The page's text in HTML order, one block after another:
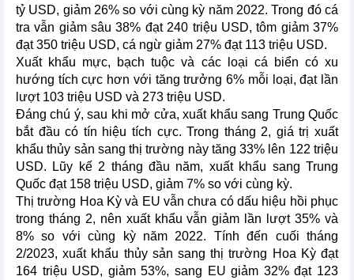
tỷ USD, giảm 26% so với cùng kỳ năm 2022. Trong đó cá
tra vẫn giảm sâu 38% đạt 240 triệu USD, tôm giảm 37%
đạt 350 triệu USD, cá ngừ giảm 27% đạt 113 triệu USD.
Xuất khẩu mực, bạch tuộc và các loại cá biển có xu
hướng tích cực hơn với tăng trưởng 6% mỗi loại, đạt lần
lượt 103 triệu USD và 273 triệu USD.
Đáng chú ý, sau khi mở cửa, xuất khẩu sang Trung Quốc
bắt đầu có tín hiệu tích cực. Trong tháng 2, giá trị xuất
khẩu thủy sản sang thị trường này tăng 33% lên 122 triệu
USD. Lũy kế 2 tháng đầu năm, xuất khẩu sang Trung
Quốc đạt 158 triệu USD, giảm 7% so với cùng kỳ.
Thị trường Hoa Kỳ và EU vẫn chưa có dấu hiệu hồi phục
trong tháng 2, nên xuất khẩu vẫn giảm lần lượt 35% và
8% so với cùng kỳ năm 2022. Tính đến cuối tháng
2/2023, xuất khẩu thủy sản sang thị trường Hoa Kỳ đạt
164 triệu USD, giảm 53%, sang EU giảm 32% đạt 123